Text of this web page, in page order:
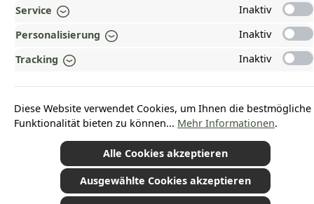
Vertrag widerrufen
AUSGEZEICHNET UND ZERTIFIZIERT!
WARUM HEAD-SHOP.DE?
UNSERE COMMUNITIES
*Alle Preise inkl. gesetzl. Mehrwertsteuer zzgl. Versandkostenund ggf.
Nachnahmegebühren, wenn nicht anders angegeben.
Service
Inaktiv
Personalisierung
Inaktiv
Tracking
Inaktiv
Diese Website verwendet Cookies, um Ihnen die bestmögliche
Funktionalität bieten zu können... Mehr Informationen.
Alle Cookies akzeptieren
Ausgewählte Cookies akzeptieren